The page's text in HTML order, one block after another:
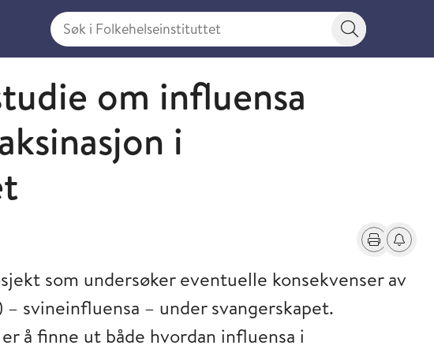
Søk i Folkehelseinstituttet
Søkeknapp
om influensa
i
Skriv ut
Få
som undersøker eventuelle konsekvenser av
– svineinfluensa – under svangerskapet.
å finne ut både hvordan influensa i